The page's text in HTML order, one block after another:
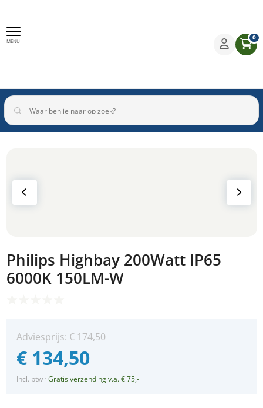
MENU 0
Philips Highbay 200Watt IP65
6000K 150LM-W
Adviesprijs: € 174,50
€ 134,50
Incl. btw ·Gratis verzending v.a. € 75,-